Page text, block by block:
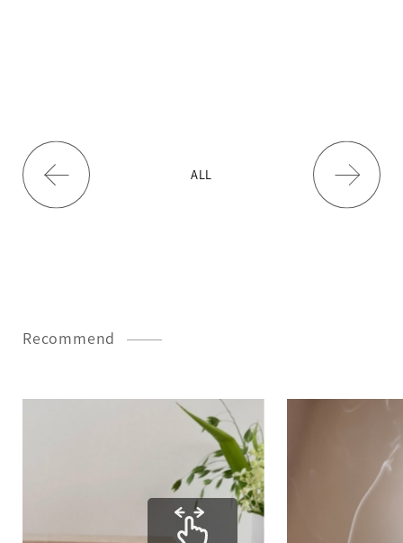
ALL
Recommend